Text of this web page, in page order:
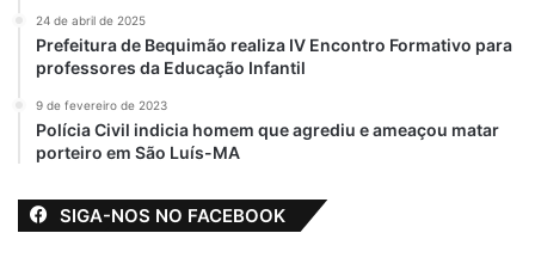
Na etapa estadual, 106 equipes
representaram escolas públicas e privadas
do Maranhão. “Os investimentos na área de
robótica como estratégia de ensino e
24 de abril de 2025
Prefeitura de Bequimão realiza IV Encontro Formativo para
professores da Educação Infantil
9 de fevereiro de 2023
Polícia Civil indicia homem que agrediu e ameaçou matar
porteiro em São Luís-MA
SIGA-NOS NO FACEBOOK